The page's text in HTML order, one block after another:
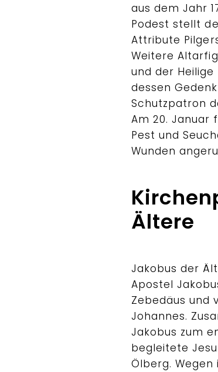
aus dem Jahr
Podest stellt
Attribute
Weitere
und der
dessen
Schutzpatron
Am 20. Januar
Pest und
Wunden
Ältere
Jakobus der
Apostel
Zebedäus und
Johannes.
Jakobus zum
begleitete
Ölberg.